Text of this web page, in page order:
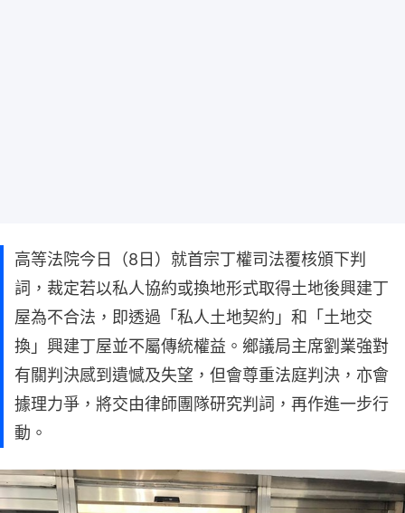
高等法院今日（8日）就首宗丁權司法覆核頒下判
詞，裁定若以私人協約或換地形式取得土地後興建丁
屋為不合法，即透過「私人土地契約」和「土地交
換」興建丁屋並不屬傳統權益。鄉議局主席劉業強對
有關判決感到遺憾及失望，但會尊重法庭判決，亦會
據理力爭，將交由律師團隊研究判詞，再作進一步行
動。